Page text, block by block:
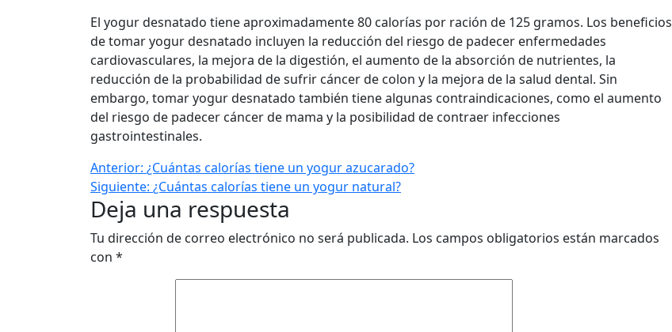
El yogur desnatado tiene aproximadamente 80 calorías por ración de 125 gramos. Los beneficios
de tomar yogur desnatado incluyen la reducción del riesgo de padecer enfermedades
cardiovasculares, la mejora de la digestión, el aumento de la absorción de nutrientes, la
reducción de la probabilidad de sufrir cáncer de colon y la mejora de la salud dental. Sin
embargo, tomar yogur desnatado también tiene algunas contraindicaciones, como el aumento
del riesgo de padecer cáncer de mama y la posibilidad de contraer infecciones
gastrointestinales.
Anterior: ¿Cuántas calorías tiene un yogur azucarado?
Siguiente: ¿Cuántas calorías tiene un yogur natural?
Deja una respuesta
Tu dirección de correo electrónico no será publicada. Los campos obligatorios están marcados
con *